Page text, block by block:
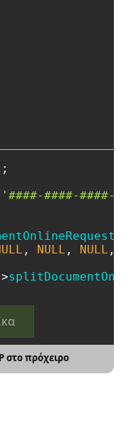
;
'####-####-####-
, NULL , NULL ,
στο πρόχειρο